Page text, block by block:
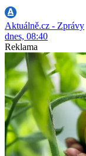
Aktuálně.cz - Zprávy
dnes, 08:40
Reklama